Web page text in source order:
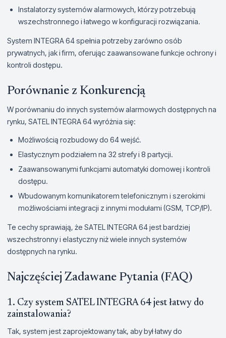
Instalatorzy systemów alarmowych, którzy potrzebują
wszechstronnego i łatwego w konfiguracji rozwiązania.
System INTEGRA 64 spełnia potrzeby zarówno osób
prywatnych, jak i firm, oferując zaawansowane funkcje ochrony i
kontroli dostępu.
Porównanie z Konkurencją
W porównaniu do innych systemów alarmowych dostępnych na
rynku, SATEL INTEGRA 64 wyróżnia się:
Możliwością rozbudowy do 64 wejść.
Elastycznym podziałem na 32 strefy i 8 partycji.
Zaawansowanymi funkcjami automatyki domowej i kontroli
dostępu.
Wbudowanym komunikatorem telefonicznym i szerokimi
możliwościami integracji z innymi modułami (GSM, TCP/IP).
Te cechy sprawiają, że SATEL INTEGRA 64 jest bardziej
wszechstronny i elastyczny niż wiele innych systemów
dostępnych na rynku.
Najczęściej Zadawane Pytania (FAQ)
1. Czy system SATEL INTEGRA 64 jest łatwy do
zainstalowania?
Tak, system jest zaprojektowany tak, aby był łatwy do